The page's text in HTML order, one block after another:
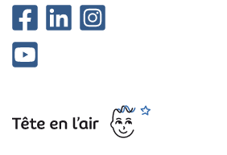
Tête
en
FacebookLinkedinInstagram
Youtube